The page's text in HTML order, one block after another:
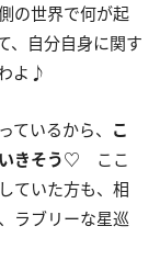
の世界で何が起
、自分自身に関す
よ♪
いるから、 こ
きそう♡ ここ
ていた方も、相
ラブリーな星巡